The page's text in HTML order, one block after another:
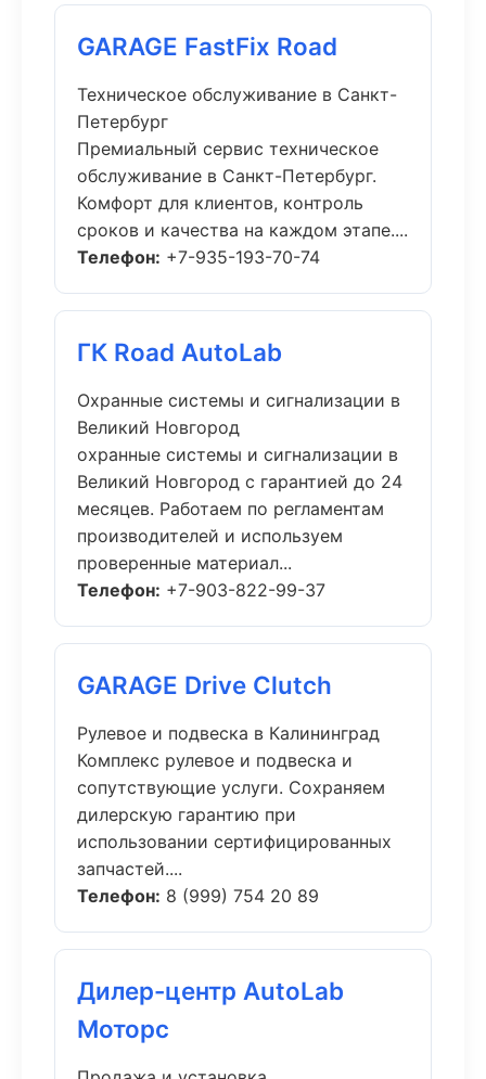
GARAGE FastFix Road
Техническое обслуживание в Санкт-
Петербург
Премиальный сервис техническое
обслуживание в Санкт-Петербург.
Комфорт для клиентов, контроль
сроков и качества на каждом этапе....
Телефон: +7-935-193-70-74
ГК Road AutoLab
Охранные системы и сигнализации в
Великий Новгород
охранные системы и сигнализации в
Великий Новгород с гарантией до 24
месяцев. Работаем по регламентам
производителей и используем
проверенные материал...
Телефон: +7-903-822-99-37
GARAGE Drive Clutch
Рулевое и подвеска в Калининград
Комплекс рулевое и подвеска и
сопутствующие услуги. Сохраняем
дилерскую гарантию при
использовании сертифицированных
запчастей....
Телефон: 8 (999) 754 20 89
Дилер-центр AutoLab
Моторс